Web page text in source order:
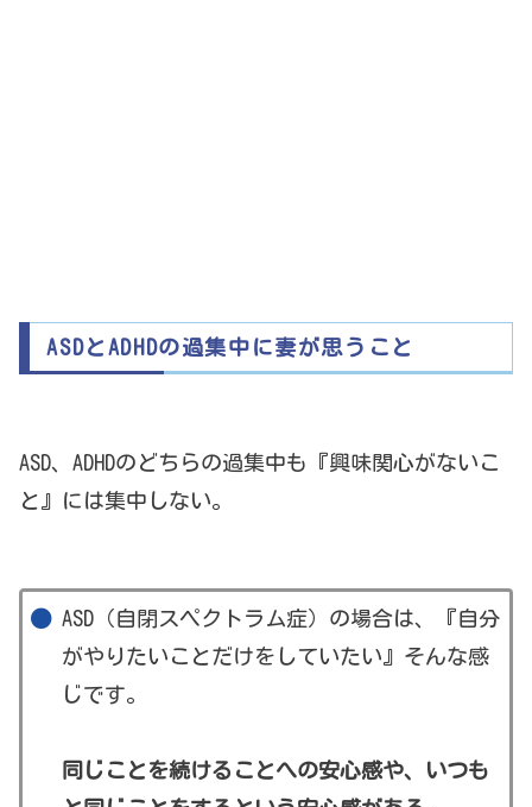
ASDとADHDの過集中に妻が思うこと
ASD、ADHDのどちらの過集中も『興味関心がないこ
と』には集中しない。
ASD（自閉スペクトラム症）の場合は、『自分
がやりたいことだけをしていたい』そんな感
じです。
同じことを続けることへの安心感や、いつも